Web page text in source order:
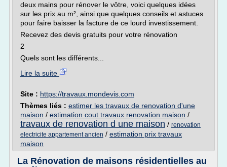
deux mains pour rénover le vôtre, voici quelques idées
sur les prix au m², ainsi que quelques conseils et astuces
pour faire baisser la facture de ce lourd investissement.
Recevez des devis gratuits pour votre rénovation
2
Quels sont les différents...
Lire la suite
Site : https://travaux.mondevis.com
Thèmes liés : estimer les travaux de renovation d'une
maison / estimation cout travaux renovation maison /
travaux de renovation d une maison / renovation
electricite appartement ancien / estimation prix travaux
maison
La Rénovation de maisons résidentielles au